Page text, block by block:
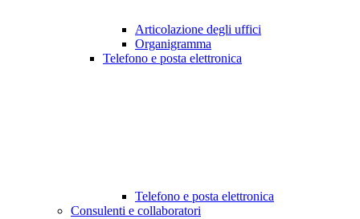
Articolazione degli uffici
Organigramma
Telefono e posta elettronica
Telefono e posta elettronica
Consulenti e collaboratori